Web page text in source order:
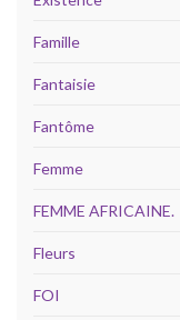
Famille
Fantaisie
Fantôme
Femme
FEMME AFRICAINE.
Fleurs
FOI